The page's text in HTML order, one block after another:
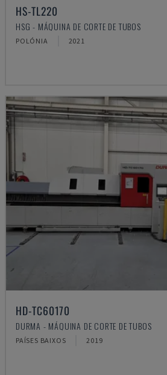
HS-TL220
HSG - MÁQUINA DE CORTE DE TUBOS
POLÓNIA 2021
HD-TC60170
DURMA - MÁQUINA DE CORTE DE TUBOS
PAÍSES BAIXOS 2019